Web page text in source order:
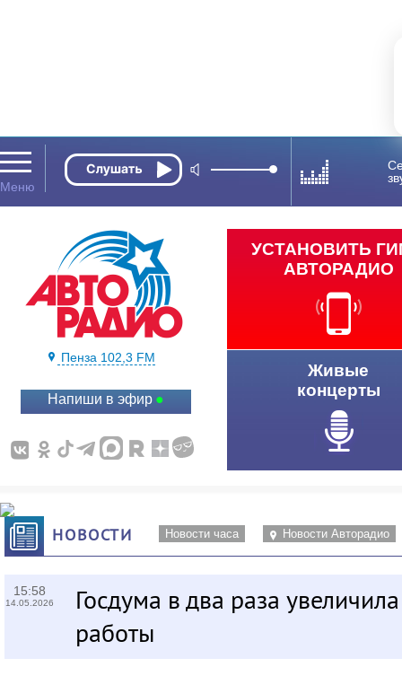
Пенза 102,3 FM
Напиши в эфир
УСТАНОВИТЬ
АВТОРАДИО
Живые
концерты
НОВОСТИ Новости часа Новости Авторадио
15:58
14.05.2026
Госдума в два раза
работы